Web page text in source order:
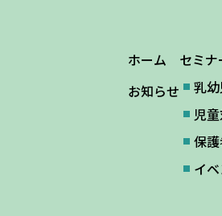
ホーム
お知らせ
セミナ
乳
児
保
イ